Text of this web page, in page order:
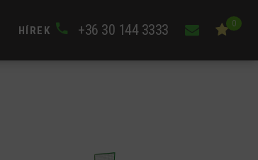
HÍREK +36 30 144 3333 0